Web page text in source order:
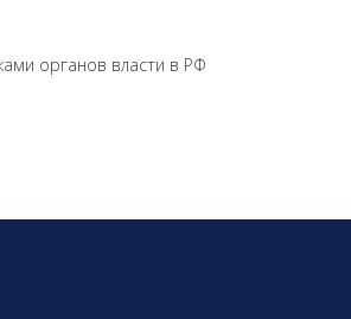
органов власти в РФ